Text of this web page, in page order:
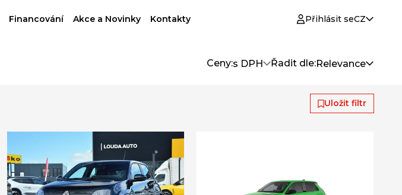
Financování Akce a Novinky Kontakty Přihlásit seCZ
Ceny:s DPH Řadit dle:Relevance
Uložit filtr